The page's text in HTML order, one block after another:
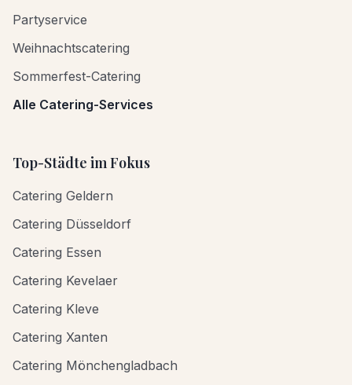
Partyservice
Weihnachtscatering
Sommerfest-Catering
Alle Catering-Services
Top-Städte im Fokus
Catering Geldern
Catering Düsseldorf
Catering Essen
Catering Kevelaer
Catering Kleve
Catering Xanten
Catering Mönchengladbach